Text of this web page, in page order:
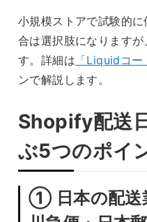
小規模ストアで試験的
合は選択肢になりますが
す。詳細は 「Liquidコー
ンで解説します。
Shopify配送
ぶ5つのポイ
① 日本の配送